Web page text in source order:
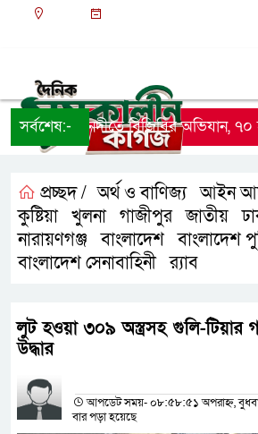
সর্বশেষ:-
নাফ নদীতে বিজিবির অভিযান, ৭০
প্রচ্ছদ / অর্থ ও বাণিজ্য ,আইন
কুষ্টিয়া খুলনা গাজীপুর ,জাতীয় ,
নারায়ণগঞ্জ ,বাংলাদেশ ,বাংলাদেশ
বাংলাদেশ সেনাবাহিনী ,র‍্যাব
লুট হওয়া ৩০৯ অস্ত্রসহ গুলি-টিয়ার
উদ্ধার
আপডেট সময়- ০৮:৫৮:৫১ অপরাহ্ন,
বার পড়া হয়েছে